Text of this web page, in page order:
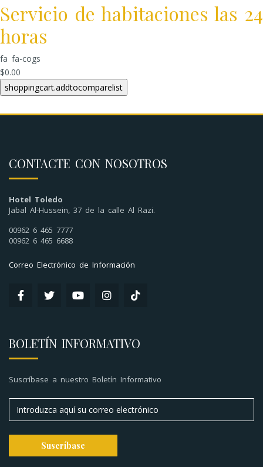
Servicio de habitaciones las 24
horas
fa fa-cogs
$0.00
CONTACTE CON NOSOTROS
Hotel Toledo
Jabal Al-Hussein, 37 de la calle Al Razi.
00962 6 465 7777
00962 6 465 6688
Correo Electrónico de Información
BOLETÍN INFORMATIVO
Suscríbase a nuestro Boletín Informativo